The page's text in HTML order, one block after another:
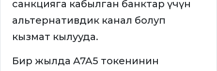
санкцияга кабылган банктар үчүн
альтернативдик канал болуп
кызмат кылууда.
Бир жылда A7A5 токенинин